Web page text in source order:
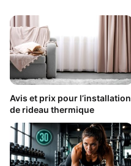
Avis et prix pour l’installation
de rideau thermique